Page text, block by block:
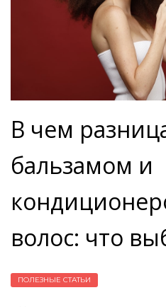
В чем
бальзамом и
волос: что
ПОЛЕЗНЫЕ СТАТЬИ